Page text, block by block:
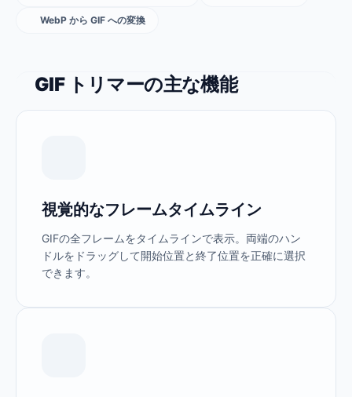
WebP から GIF への変換
GIF トリマーの主な機能
視覚的なフレームタイムライン
GIFの全フレームをタイムラインで表示。両端のハン
ドルをドラッグして開始位置と終了位置を正確に選択
できます。